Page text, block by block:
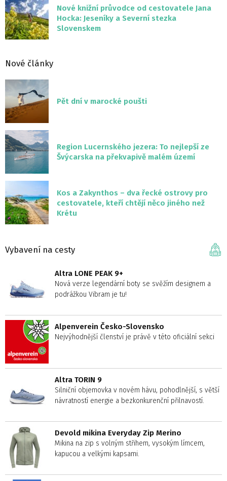
Nové knižní průvodce od cestovatele Jana
Hocka: Jeseníky a Severní stezka
Slovenskem
Nové články
Pět dní v marocké poušti
Region Lucernského jezera: To nejlepší ze
Švýcarska na překvapivě malém území
Kos a Zakynthos – dva řecké ostrovy pro
cestovatele, kteří chtějí něco jiného než
Krétu
Vybavení na cesty
Altra LONE PEAK 9+
Nová verze legendární boty se svěžím designem a
podrážkou Vibram je tu!
Alpenverein Česko-Slovensko
Nejvýhodnější členství je právě v této oficiální sekci
Altra TORIN 9
Silniční objemovka v novém hávu, pohodlnější, s větší
návratností energie a bezkonkurenční přilnavostí.
Devold mikina Everyday Zip Merino
Mikina na zip s volným střihem, vysokým límcem,
kapucou a velkými kapsami.